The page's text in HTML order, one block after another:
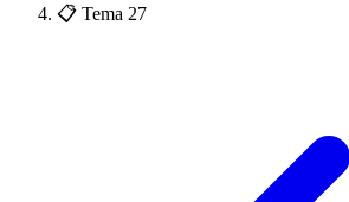
📋 Tema 27